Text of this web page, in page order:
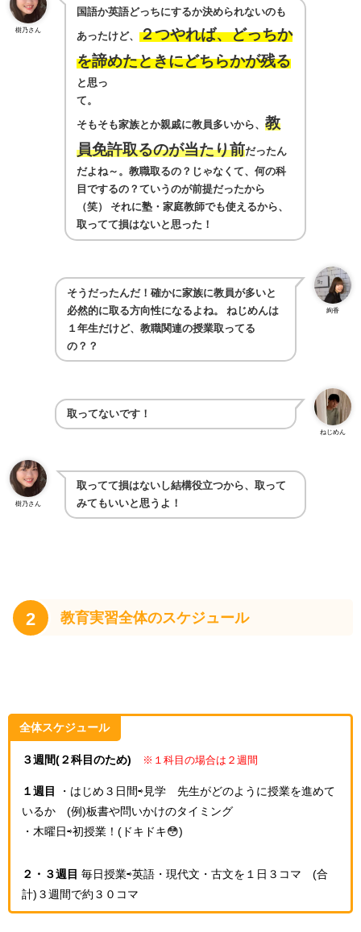
樹乃さん
国語か英語どっちにするか決められないのも
あったけど、 ２つやれば、どっちか
を諦めたときにどちらかが残る
と思っ
て
そもそも家族とか親戚に教員多いから、 教
員免許取るのが当たり前だったん
だよね～。教職取るの？じゃなくて、何の科
目でするの？ていうのが前提だったから
（笑）
それに塾・家庭教師でも使えるから、
取ってて損はないと思った！
絢香
そうだったんだ！確かに家族に教員が多いと
必然的に取る方向性になるよね。
ねじめんは
１年生だけど、教職関連の授業取ってる
の？？
ねじめん
取ってないです！
樹乃さん
取ってて損はないし結構役立つから、取って
みてもいいと思うよ！
2 教育実習全体のスケジュール
全体スケジュール
３週間(２科目のため) ※１科目の場合は２週間
１週目
・はじめ３日間⇨見学 先生がどのように授業を進めて
いるか (例)板書や問いかけのタイミング
・木曜日⇨初授業！(ドキドキ😳)
２・３週目 毎日授業⇨英語・現代文・古文を１日３コマ (合
計)３週間で約３０コマ